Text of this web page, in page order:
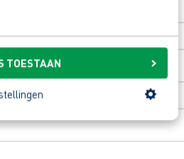
TOESTAAN